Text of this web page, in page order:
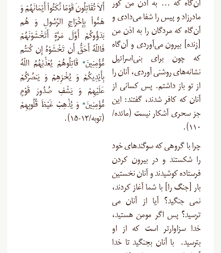
آن‌گاه که … به اذن من کور
مادرزاد و پیس را شفا می‌دادی و
آن‌گاه که مردگان را به اذن من
[زنده] بیرون می‌آوردی و آن‌گاه
که چون برای بنی‌اسرائیل
نشانه‌های روشنی آوردی، آنان را
از تو باز داشتم. پس کسانی از
آنان که کافر شدند، گفتند: این
جز سحری آشکار نیست (مائده/
۱۱۰).
چرا با گروهى که سوگندهاى خود
را شکستند و در بیرون کردن
فرستاده کوشیدند و آنان نخستین‏
بار [جنگ را] با شما آغاز کردند،
نمى‏ جنگید؟ آیا از آنان مى‏
ترسید؟ پس اگر مومن هستید،
خدا سزاوارتر است که از او
بترسید. با آنان بجنگید تا خدا
أَلاَ تُقَاتِلُونَ قَوْمًا نَّكَثُواْ أَيْمَانَهُمْ وَ
هَمُّواْ بِإِخْرَاجِ الرَّسُولِ وَ هُم
بَدَؤُوكُمْ أَوَّلَ مَرَّةٍ أَتَخْشَوْنَهُمْ
فَاللّهُ أَحَقُّ أَن تَخْشَوْهُ إِن كُنتُم
مُّؤُمِنِينَ* قَاتِلُوهُمْ يُعَذِّبْهُمُ اللّهُ
بِأَيْدِيكُمْ وَ يُخْزِهِمْ وَ يَنصُرْكُمْ
عَلَيْهِمْ وَ يَشْفِ صُدُورَ قَوْمٍ
مُّؤْمِنِينَ* وَ يُذْهِبْ غَيْظَ قُلُوبِهِمْ
(توبه/۱۳-۱۵).